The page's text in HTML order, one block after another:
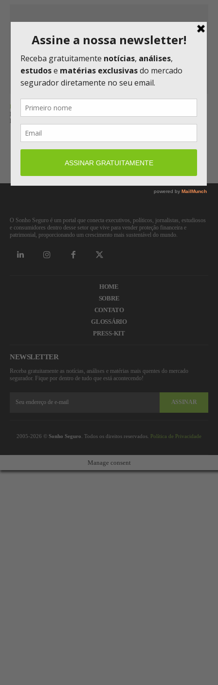
RESSEGURO
MUNICH RE LUCRA € 3,9 BILHÕES NO SEMESTRE E MANTÉM META
PARA 2026
Carregar mais
O Sonho Seguro é um portal que conecta executivos, políticos, jornalistas, estudiosos
e consumidores dentro desse setor que vive para vender proteção financeira e
patrimonial, proporcionando um crescimento mais sustentável do mundo.
HOME
SOBRE
CONTATO
GLOSSÁRIO
PRESS-KIT
NEWSLETTER
Receba gratuitamente as notícias, análises e matérias mais quentes do mercado
segurador. Fique por dentro de tudo que está acontecendo!
ASSINAR
2005-2026 © Sonho Seguro . Todos os direitos reservados. Política de Privacidade
Manage consent